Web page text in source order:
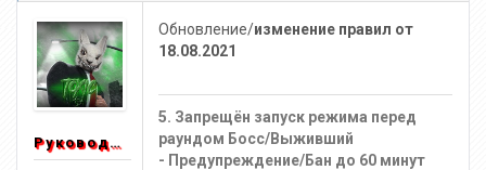
Руководитель
Обновление/изменение правил от
18.08.2021
5. Запрещён запуск режима перед
раундом Босс/Выживший
- Предупреждение/Бан до 60 минут